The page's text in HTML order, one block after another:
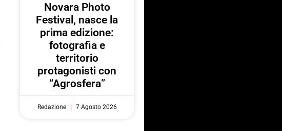
Novara Photo
Festival, nasce la
prima edizione:
fotografia e
territorio
protagonisti con
“Agrosfera”
Redazione 7 Agosto 2026